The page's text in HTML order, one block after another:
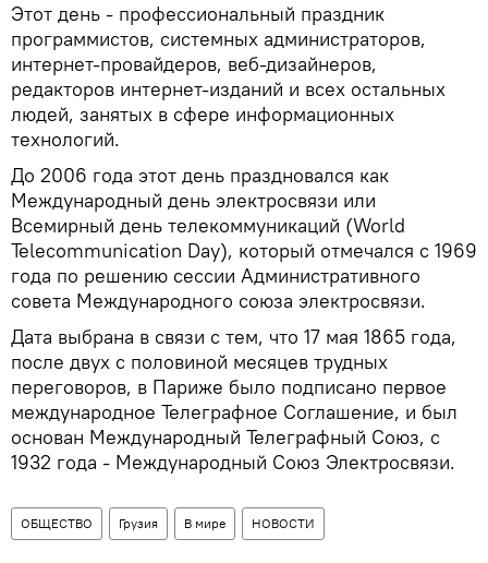
Этот день - профессиональный праздник
программистов, системных администраторов,
интернет-провайдеров, веб-дизайнеров,
редакторов интернет-изданий и всех остальных
людей, занятых в сфере информационных
технологий.
До 2006 года этот день праздновался как
Международный день электросвязи или
Всемирный день телекоммуникаций (World
Telecommunication Day), который отмечался с 1969
года по решению сессии Административного
совета Международного союза электросвязи.
Дата выбрана в связи с тем, что 17 мая 1865 года,
после двух с половиной месяцев трудных
переговоров, в Париже было подписано первое
международное Телеграфное Соглашение, и был
основан Международный Телеграфный Союз, с
1932 года - Международный Союз Электросвязи.
ОБЩЕСТВО Грузия В мире НОВОСТИ